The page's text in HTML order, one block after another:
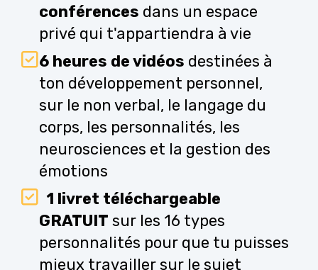
conférences dans un espace
privé qui t'appartiendra à vie
6 heures de vidéos destinées à
ton développement personnel,
sur le non verbal, le langage du
corps, les personnalités, les
neurosciences et la gestion des
émotions
1 livret téléchargeable
GRATUIT sur les 16 types
personnalités pour que tu puisses
mieux travailler sur le sujet